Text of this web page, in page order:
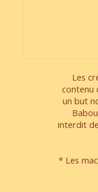
Les
contenu
un but
interdit
* Les